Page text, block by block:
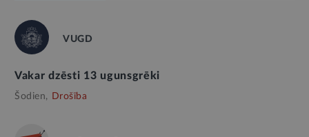
VUGD
Vakar dzēsti 13 ugunsgrēki
Šodien, Drošība